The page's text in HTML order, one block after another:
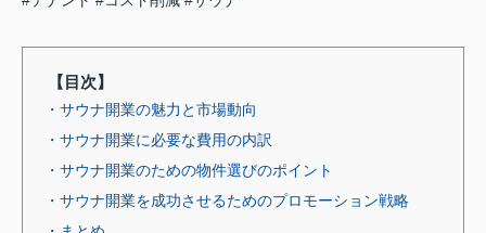
【目次】
・サウナ開業の魅力と市場動向
・サウナ開業に必要な費用の内訳
・サウナ開業のための物件選びのポイント
・サウナ開業を成功させるためのプロモーション戦略